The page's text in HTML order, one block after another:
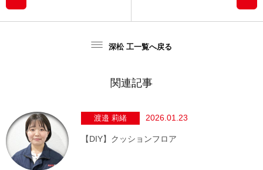
深松 工一覧へ戻る
関連記事
渡邉 莉緒 2026.01.23
【DIY】クッションフロア